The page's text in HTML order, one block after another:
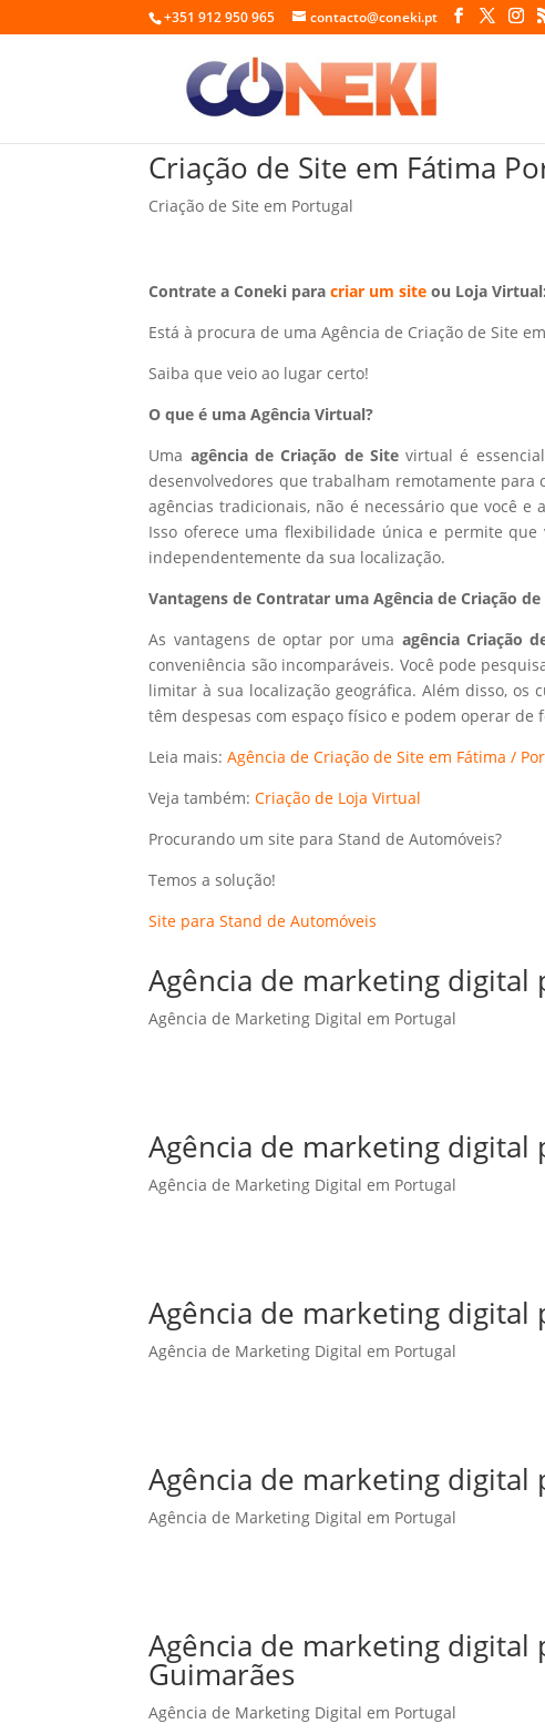
+351 912 950 965 contacto@coneki.pt
Criação de Site em Fátima
Criação de Site em Portugal
Contrate a Coneki paracriar um site ou Loja
Está à procura de uma Agência de Criação de Site
Saiba que veio ao lugar certo!
O que é uma Agência Virtual?
Uma agência de Criação de Sitevirtual é
desenvolvedores que trabalham remotamente
agências tradicionais, não é necessário que você e
Isso oferece uma flexibilidade única e permite que
independentemente da sua localização.
Vantagens de Contratar uma Agência de Criação
As vantagens de optar por uma agência Criação
conveniência são incomparáveis. Você pode
limitar à sua localização geográfica. Além disso,
têm despesas com espaço físico e podem operar de
Leia mais:Agência de Criação de Site em Fátima /
Veja também:Criação de Loja Virtual
Procurando um site para Stand de Automóveis?
Temos a solução!
Site para Stand de Automóveis
Agência de marketing
Agência de Marketing Digital em Portugal
Agência de marketing digital
Agência de Marketing Digital em Portugal
Agência de marketing digital
Agência de Marketing Digital em Portugal
Agência de marketing digital
Agência de Marketing Digital em Portugal
Agência de marketing digital
Guimarães
Agência de Marketing Digital em Portugal